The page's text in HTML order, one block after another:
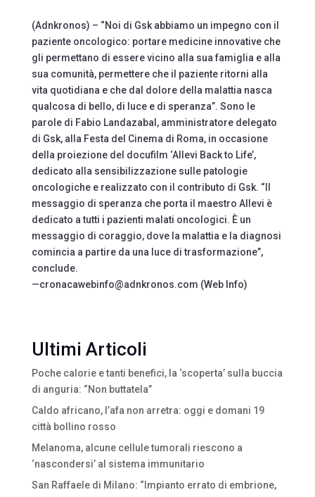
(Adnkronos) – “Noi di Gsk abbiamo un impegno con il
paziente oncologico: portare medicine innovative che
gli permettano di essere vicino alla sua famiglia e alla
sua comunità, permettere che il paziente ritorni alla
vita quotidiana e che dal dolore della malattia nasca
qualcosa di bello, di luce e di speranza”. Sono le
parole di Fabio Landazabal, amministratore delegato
di Gsk, alla Festa del Cinema di Roma, in occasione
della proiezione del docufilm ‘Allevi Back to Life’,
dedicato alla sensibilizzazione sulle patologie
oncologiche e realizzato con il contributo di Gsk. “Il
messaggio di speranza che porta il maestro Allevi è
dedicato a tutti i pazienti malati oncologici. È un
messaggio di coraggio, dove la malattia e la diagnosi
comincia a partire da una luce di trasformazione”,
conclude.
—cronacawebinfo@adnkronos.com (Web Info)
Ultimi Articoli
Poche calorie e tanti benefici, la ‘scoperta’ sulla buccia
di anguria: “Non buttatela”
Caldo africano, l’afa non arretra: oggi e domani 19
città bollino rosso
Melanoma, alcune cellule tumorali riescono a
‘nascondersi’ al sistema immunitario
San Raffaele di Milano: “Impianto errato di embrione,